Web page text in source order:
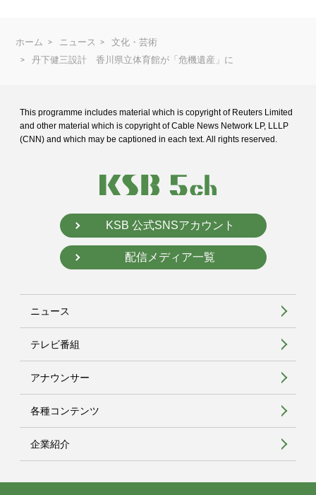
ホーム ニュース
文化・芸術
丹下健三設計 香川県立体育館が「危機遺産」に
This programme includes material which is copyright of Reuters Limited
and other material which is copyright of Cable News Network LP, LLLP
(CNN) and which may be captioned in each text. All rights reserved.
KSB 公式SNSアカウント
配信メディア一覧
ニュース
テレビ番組
アナウンサー
各種コンテンツ
企業紹介